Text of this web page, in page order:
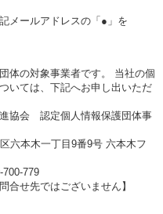
メールアドレスの「●」を
体の対象事業者です。 当社の個
いては、下記へお申し出いただ
協会 認定個人情報保護団体事
本木一丁目9番9号 六本木フ
700-779
合せ先ではございません】